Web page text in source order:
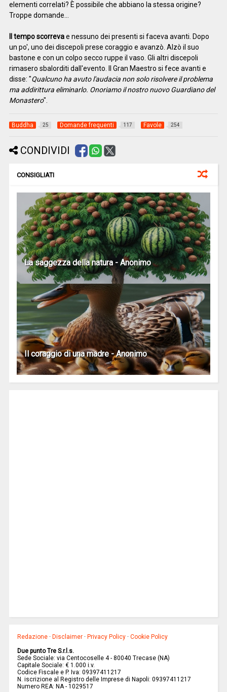
elementi correlati? È possibile che abbiano la stessa origine?
Troppe domande…
Il tempo scorrevae nessuno dei presenti si faceva avanti. Dopo
un po', uno dei discepoli prese coraggio e avanzò. Alzò il suo
bastone e con un colpo secco ruppe il vaso. Gli altri discepoli
rimasero sbalorditi dall'evento. Il Gran Maestro si fece avanti e
disse: "Qualcuno ha avuto l'audacia non solo risolvere il problema
ma addirittura eliminarlo. Onoriamo il nostro nuovo Guardiano del
Monastero".
Buddha 25 Domande frequenti 117 Favole 254
CONDIVIDI
CONSIGLIATI
La saggezza della natura - Anonimo
Il coraggio di una madre - Anonimo
Redazione ·Disclaimer ·Privacy Policy ·Cookie Policy
Due punto Tre S.r.l.s.
Sede Sociale: via Centocoselle 4 - 80040 Trecase (NA)
Capitale Sociale: € 1.000 i.v.
Codice Fiscale e P. Iva: 09397411217
N. iscrizione al Registro delle Imprese di Napoli: 09397411217
Numero REA: NA - 1029517